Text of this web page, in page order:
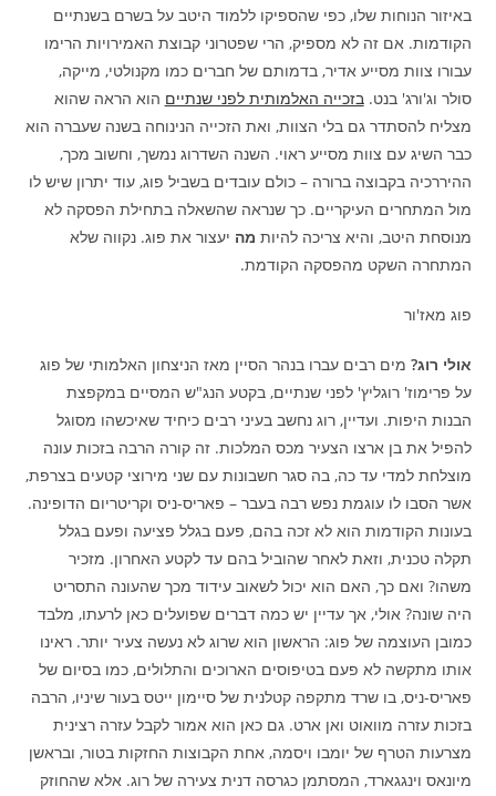
באיזור הנוחות שלו, כפי שהספיקו ללמוד היטב על בשרם בשנתיים
הקודמות. אם זה לא מספיק, הרי שפטרוני קבוצת האמירויות הרימו
עבורו צוות מסייע אדיר, בדמותם של חברים כמו מקנולטי, מייקה,
סולר וג'ורג' בנט.בזכייה האלמותית לפני שנתיים הוא הראה שהוא
מצליח להסתדר גם בלי הצוות, ואת הזכייה הנינוחה בשנה שעברה הוא
כבר השיג עם צוות מסייע ראוי. השנה השדרוג נמשך, וחשוב מכך,
ההיררכיה בקבוצה ברורה – כולם עובדים בשביל פוג, עוד יתרון שיש לו
מול המתחרים העיקריים. כך שנראה שהשאלה בתחילת הפסקה לא
מנוסחת היטב, והיא צריכה להיות מה יעצור את פוג. נקווה שלא
המתחרה השקט מהפסקה הקודמת.
פוג מאז'ור
אולי רוג? מים רבים עברו בנהר הסיין מאז הניצחון האלמותי של פוג
על פרימוז' רוגליץ' לפני שנתיים, בקטע הנג"ש המסיים במקפצת
הבנות היפות. ועדיין, רוג נחשב בעיני רבים כיחיד שאיכשהו מסוגל
להפיל את בן ארצו הצעיר מכס המלכות. זה קורה הרבה בזכות עונה
מוצלחת למדי עד כה, בה סגר חשבונות עם שני מירוצי קטעים בצרפת,
אשר הסבו לו עוגמת נפש רבה בעבר – פאריס-ניס וקריטריום הדופינה.
בעונות הקודמות הוא לא זכה בהם, פעם בגלל פציעה ופעם בגלל
תקלה טכנית, וזאת לאחר שהוביל בהם עד לקטע האחרון. מזכיר
משהו? ואם כך, האם הוא יכול לשאוב עידוד מכך שהעונה התסריט
היה שונה? אולי, אך עדיין יש כמה דברים שפועלים כאן לרעתו, מלבד
כמובן העוצמה של פוג: הראשון הוא שרוג לא נעשה צעיר יותר. ראינו
אותו מתקשה לא פעם בטיפוסים הארוכים והתלולים, כמו בסיום של
פאריס-ניס, בו שרד מתקפה קטלנית של סיימון ייטס בעור שיניו, הרבה
בזכות עזרה מוואוט ואן ארט. גם כאן הוא אמור לקבל עזרה רצינית
מצרעות הטרף של יומבו ויסמה, אחת הקבוצות החזקות בטור, ובראשן
מיונאס וינגגארד, המסתמן כגרסה דנית צעירה של רוג. אלא שהחוזק